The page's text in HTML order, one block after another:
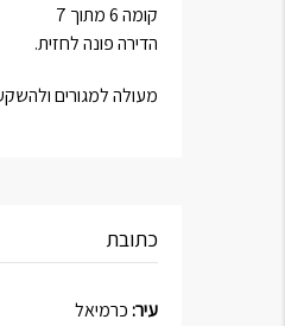
קומה 6 מתוך 7
הדירה פונה לחזית.
מעולה למגורים
כתובת
עיר:כרמיאל